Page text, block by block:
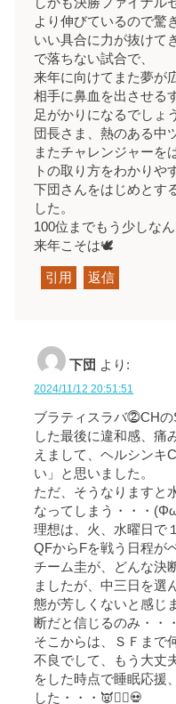
しかも決勝ファイナル
より伸びているので驚
いい具合に力が抜けて
で落ちない試合で、
来年に向けてまた夢が
相手に鼻血を出させる
足がかりになるでしょ
団長さま、熱のある中
またチャレンジャーを
トの取り方をわかりや
下団さんをはじめとす
した。
100位までもう少しなん
来年こそは🕊️
引用 返信
下団 より:
2024/11/12 20:51:51
ブラティスラバ⓶CHの
した最後に違和感、痛
えまして、ヘルシンキ
い」と思いました。
ただ、そうなりますと
なってしまう・・・
理想は、火、水曜日で
QFからFを戦う日程が
チーム圭が、どんな決
ましたが、中三日を選
態が芳しくないと感じ
断だと信じるのみ・・・
そこからは、ＳＦまで
不良でして、もう大丈
をした時点で睡眠応援
した・・・👿🙇‍♂️💀